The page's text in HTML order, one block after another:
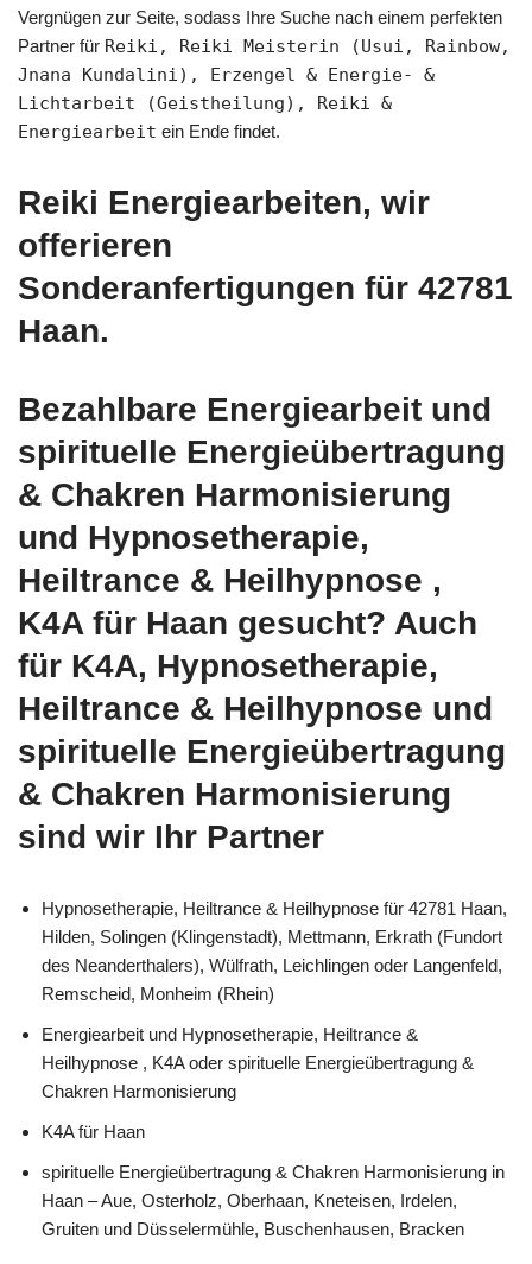
Vergnügen zur Seite, sodass Ihre Suche nach einem perfekten
Partner für Reiki, Reiki Meisterin (Usui, Rainbow,
Jnana Kundalini), Erzengel & Energie- &
Lichtarbeit (Geistheilung), Reiki &
Energiearbeit ein Ende findet.
Reiki Energiearbeiten, wir
offerieren
Sonderanfertigungen für 42781
Haan.
Bezahlbare Energiearbeit und
spirituelle Energieübertragung
& Chakren Harmonisierung
und Hypnosetherapie,
Heiltrance & Heilhypnose ,
K4A für Haan gesucht? Auch
für K4A, Hypnosetherapie,
Heiltrance & Heilhypnose und
spirituelle Energieübertragung
& Chakren Harmonisierung
sind wir Ihr Partner
Hypnosetherapie, Heiltrance & Heilhypnose für 42781 Haan,
Hilden, Solingen (Klingenstadt), Mettmann, Erkrath (Fundort
des Neanderthalers), Wülfrath, Leichlingen oder Langenfeld,
Remscheid, Monheim (Rhein)
Energiearbeit und Hypnosetherapie, Heiltrance &
Heilhypnose , K4A oder spirituelle Energieübertragung &
Chakren Harmonisierung
K4A für Haan
spirituelle Energieübertragung & Chakren Harmonisierung in
Haan – Aue, Osterholz, Oberhaan, Kneteisen, Irdelen,
Gruiten und Düsselermühle, Buschenhausen, Bracken